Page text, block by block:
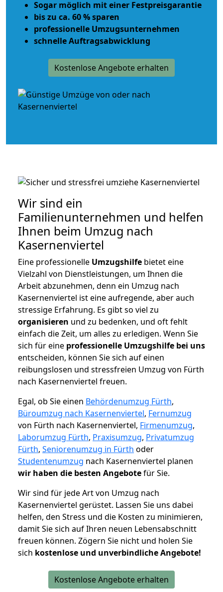
Sogar möglich mit einer Festpreisgarantie
bis zu ca. 60 % sparen
professionelle Umzugsunternehmen
schnelle Auftragsabwicklung
Kostenlose Angebote erhalten
Wir sind ein
Familienunternehmen und helfen
Ihnen beim Umzug nach
Kasernenviertel
Eine professionelle Umzugshilfe bietet eine
Vielzahl von Dienstleistungen, um Ihnen die
Arbeit abzunehmen, denn ein Umzug nach
Kasernenviertel ist eine aufregende, aber auch
stressige Erfahrung. Es gibt so viel zu
organisieren und zu bedenken, und oft fehlt
einfach die Zeit, um alles zu erledigen. Wenn Sie
sich für eine professionelle Umzugshilfe bei uns
entscheiden, können Sie sich auf einen
reibungslosen und stressfreien Umzug von Fürth
nach Kasernenviertel freuen.
Egal, ob Sie einen Behördenumzug Fürth,
Büroumzug nach Kasernenviertel, Fernumzug
von Fürth nach Kasernenviertel, Firmenumzug,
Laborumzug Fürth, Praxisumzug, Privatumzug
Fürth, Seniorenumzug in Fürth oder
Studentenumzug nach Kasernenviertel planen
wir haben die besten Angebotefür Sie.
Wir sind für jede Art von Umzug nach
Kasernenviertel gerüstet. Lassen Sie uns dabei
helfen, den Stress und die Kosten zu minimieren,
damit Sie sich auf Ihren neuen Lebensabschnitt
freuen können. Zögern Sie nicht und holen Sie
sich kostenlose und unverbindliche Angebote!
Kostenlose Angebote erhalten